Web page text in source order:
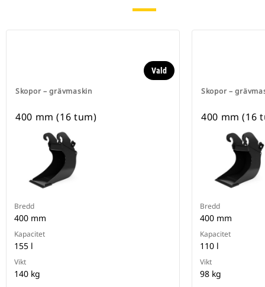
Skopor – grävmaskin
Vald
400 mm (16 tum)
Bredd
400 mm
Kapacitet
155 l
Vikt
140 kg
Skopor –
400 mm (16
Bredd
400 mm
Kapacitet
110 l
Vikt
98 kg